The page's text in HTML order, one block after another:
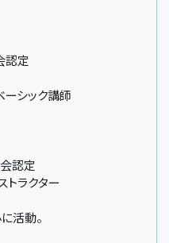
認定
シック講師
会認定
ラクター
活動。